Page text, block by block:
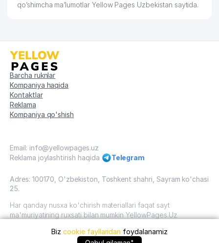
qo’shimcha ma’lumotlar Yellow Pages Uzbekistan saytida.
Barcha ruknlar
Kompaniya haqida
Kontaktlar
Reklama
Kompaniya qo'shish
Email: info@yellowpages.uz
Reklama joylashtirish haqida
Telegram
Adres: 100170, O'zbekiston, Toshkent shahri, Sayram ko'chasi
25.
Har qanday nusxa ko'chirish materiallari faqat sayt
ma'muriyatining ruxsati bilan mumkin YellowPages.Uz
O'zbekiston, 2009 - 2026 / O'zbekiston "sariq
Bizcookie fayllaridan foydalanamiz